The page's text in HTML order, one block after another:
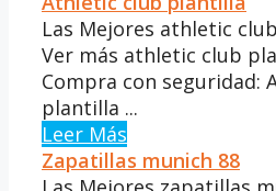
Las Mejores athletic
Ver más athletic club
Compra con seguridad:
plantilla ...
Leer Más
Zapatillas munich 88